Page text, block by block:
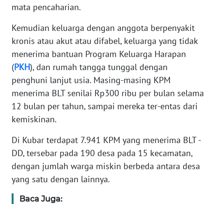
mata pencaharian.
Kemudian keluarga dengan anggota berpenyakit
kronis atau akut atau difabel, keluarga yang tidak
menerima bantuan Program Keluarga Harapan
(PKH), dan rumah tangga tunggal dengan
penghuni lanjut usia. Masing-masing KPM
menerima BLT senilai Rp300 ribu per bulan selama
12 bulan per tahun, sampai mereka ter-entas dari
kemiskinan.
Di Kubar terdapat 7.941 KPM yang menerima BLT -
DD, tersebar pada 190 desa pada 15 kecamatan,
dengan jumlah warga miskin berbeda antara desa
yang satu dengan lainnya.
Baca Juga:
KEPRI
WN
PAPUA
WN
PAPUA
BARAT
WN
RIAU
SERAMBI
WN
JAMBI